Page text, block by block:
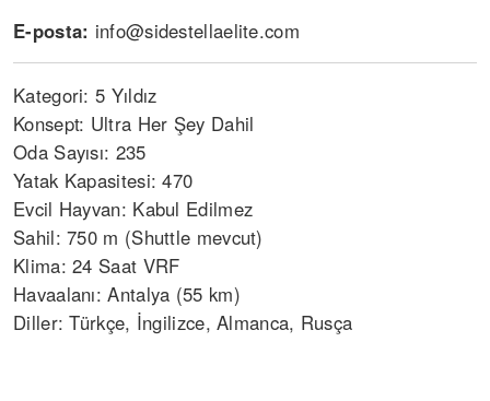
E-posta: info@sidestellaelite.com
Kategori: 5 Yıldız
Konsept: Ultra Her Şey Dahil
Oda Sayısı: 235
Yatak Kapasitesi: 470
Evcil Hayvan: Kabul Edilmez
Sahil: 750 m (Shuttle mevcut)
Klima: 24 Saat VRF
Havaalanı: Antalya (55 km)
Diller: Türkçe, İngilizce, Almanca, Rusça